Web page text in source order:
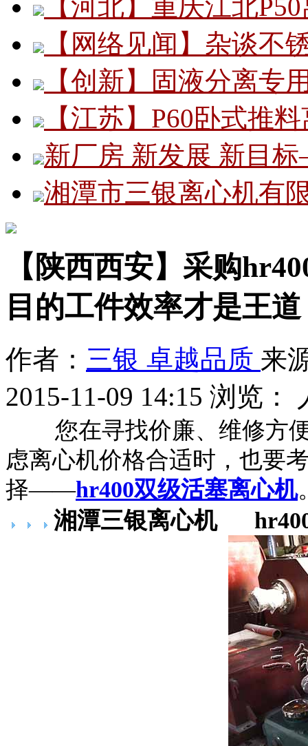
【河北】重庆江北
【网络见闻】杂谈不
【创新】固液分离专
【江苏】P60卧式推
新厂房 新发展 新目
湘潭市三银离心机有
【陕西西安】采购
目的工件效率才是王道
作者： 三银 卓越品质 来
2015-11-09 14:15 浏览：
您在寻找价廉、维修方便
虑离心机价格合适时，也要
择——hr400双级活塞离心机
湘潭三银离心机